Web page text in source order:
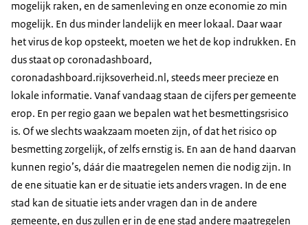
mogelijk raken, en de samenleving en onze economie zo min
mogelijk. En dus minder landelijk en meer lokaal. Daar waar
het virus de kop opsteekt, moeten we het de kop indrukken. En
dus staat op coronadashboard,
coronadashboard.rijksoverheid.nl, steeds meer precieze en
lokale informatie. Vanaf vandaag staan de cijfers per gemeente
erop. En per regio gaan we bepalen wat het besmettingsrisico
is. Of we slechts waakzaam moeten zijn, of dat het risico op
besmetting zorgelijk, of zelfs ernstig is. En aan de hand daarvan
kunnen regio’s, dáár die maatregelen nemen die nodig zijn. In
de ene situatie kan er de situatie iets anders vragen. In de ene
stad kan de situatie iets ander vragen dan in de andere
gemeente, en dus zullen er in de ene stad andere maatregelen